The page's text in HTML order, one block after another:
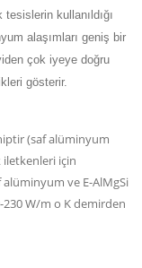
kullanıldığı
alaşımları geniş bir
çok iyeye doğru
gösterir.
(saf alüminyum
iletkenleri için
ve E-AlMgSi
230 W/m o K demirden